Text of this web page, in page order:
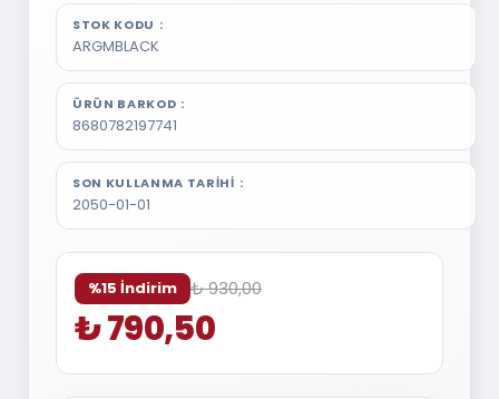
STOK KODU
ARGMBLACK
ÜRÜN BARKOD
8680782197741
SON KULLANMA TARIHI
2050-01-01
%15 İndirim ₺ 930,00
₺ 790,50